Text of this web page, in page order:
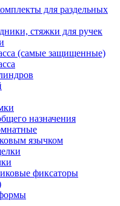
для раздельных
стяжки для ручек
(самые защищенные)
назначения
язычком
фиксаторы